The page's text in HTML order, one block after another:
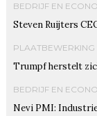
BEDRIJF EN
Steven Ruijters
PLAATBEWERKING
Trumpf herstelt
BEDRIJF EN
Nevi PMI: